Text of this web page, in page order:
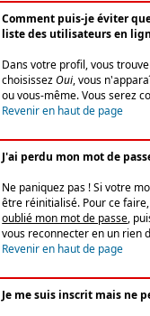
Comment puis-je éviter
liste des utilisateurs en
Dans votre profil, vous
choisissezOui, vous
ou vous-même. Vous serez
Revenir en haut de page
J'ai perdu mon mot de
Ne paniquez pas ! Si votre
être réinitialisé. Pour ce
oublié mon mot de passe,
vous reconnecter en un rien
Revenir en haut de page
Je me suis inscrit mais ne